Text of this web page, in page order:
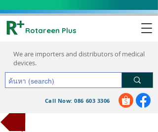
Rotareen Plus
We are importers and distributors of medical
devices.
Call Now: 086 603 3306